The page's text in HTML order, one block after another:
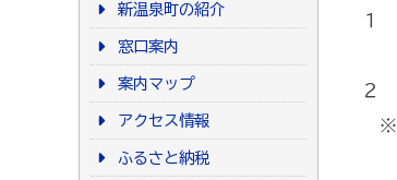
新温泉町の紹介
窓口案内
案内マップ
アクセス情報
ふるさと納税
１
２
※